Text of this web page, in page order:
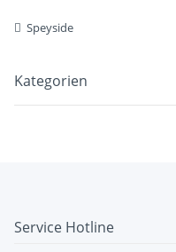
Speyside
Kategorien
Service Hotline